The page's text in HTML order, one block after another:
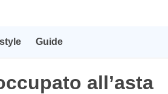
Guide
all’asta